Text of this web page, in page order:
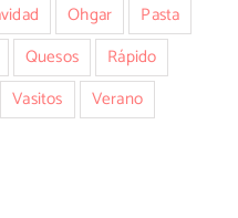
Ohgar
Pasta
Quesos
Rápido
Vasitos
Verano